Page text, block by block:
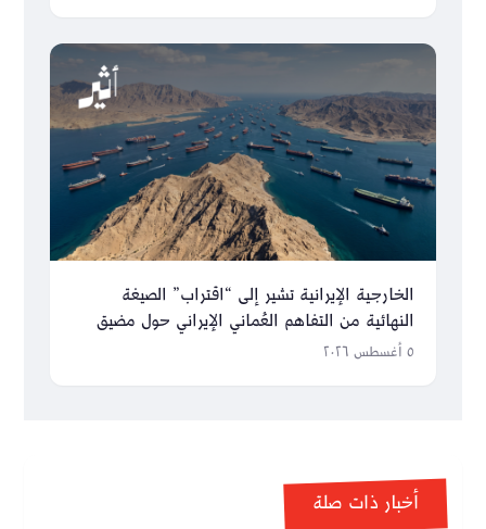
الخارجية الإيرانية تشير إلى “اقتراب” الصيغة
النهائية من التفاهم العُماني الإيراني حول مضيق
هرمز
٥ أغسطس ٢٠٢٦
أخبار ذات صلة